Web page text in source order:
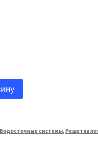
Водосточные системы, Решетка